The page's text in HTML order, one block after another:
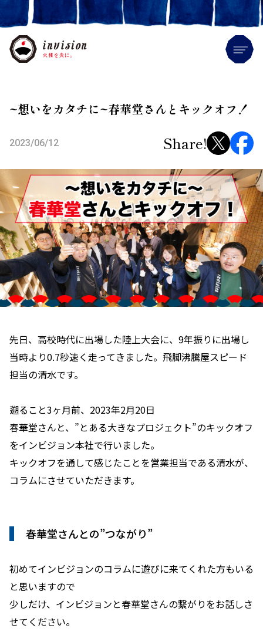
~想いをカタチに~春華堂さんとキックオフ！
2023/06/12 Share!
先日、高校時代に出場した陸上大会に、9年振りに出場し
当時より0.7秒速く走ってきました。飛脚沸騰屋スピード
担当の清水です。
遡ること3ヶ月前、2023年2月20日
春華堂さんと、”とある大きなプロジェクト”のキックオフ
をインビジョン本社で行いました。
キックオフを通して感じたことを営業担当である清水が、
コラムにさせていただきます。
春華堂さんとの”つながり”
初めてインビジョンのコラムに遊びに来てくれた方もいる
と思いますので
少しだけ、インビジョンと春華堂さんの繋がりをお話しさ
せてください。